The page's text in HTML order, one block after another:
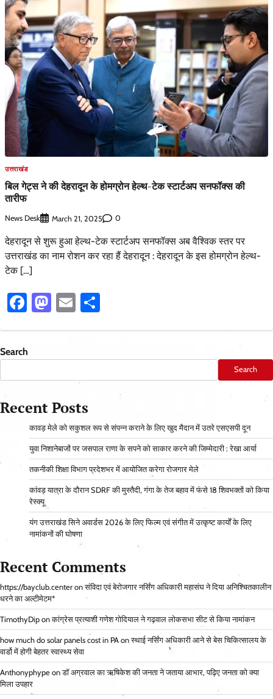
उत्तराखंड
बिल गेट्स ने की देहरादून के होमग्रोन हेल्थ-टेक स्टार्टअप सनफॉक्स की
तारीफ
News Desk March 21, 2025 0
देहरादून से शुरू हुआ हेल्थ-टेक स्टार्टअप सनफॉक्स अब वैश्विक स्तर पर
उत्तराखंड का नाम रोशन कर रहा हैं देहरादून : देहरादून के इस होमग्रोन हेल्थ-
टेक […]
Facebook
Mastodon
Email
Search
Search
Recent Posts
कावड़ मेले को सकुशल रूप से संपन्न कराने के लिए खुद मैदान में उतरे एसएसपी दून
युवा निशानेबाजों पर जसपाल राणा के सपने को साकार करने की जिम्मेदारी : रेखा आर्या
तकनीकी शिक्षा विभाग प्रदेशभर में आयोजित करेगा रोजगार मेले
कांवड़ यात्रा के दौरान SDRF की मुस्तैदी, गंगा के तेज बहाव में फंसे 18 शिवभक्तों को किया
रेस्क्यू
यंग उत्तराखंड सिने अवार्डस 2026 के लिए फिल्म एवं संगीत में उत्कृष्ट कार्यों के लिए
नामांकनों की घोषणा
Recent Comments
https://bayclub.center onसंविदा एवं बेरोजगार नर्सिंग अधिकारी महासंघ ने दिया अनिश्चितकालीन
धरने का अल्टीमेटम*
TimothyDip onकांग्रेस प्रत्याशी गणेश गोदियाल ने गढ़वाल लोकसभा सीट से किया नामांकन
how much do solar panels cost in PA onस्थाई नर्सिंग अधिकारी आने से बेस चिकित्सालय के
वार्डो में होगी बेहतर स्वास्थ्य सेवा
Anthonyphype onडॉ अग्रवाल का ऋषिकेश की जनता ने जताया आभार, पढ़िए जनता को क्या
मिला उपहार